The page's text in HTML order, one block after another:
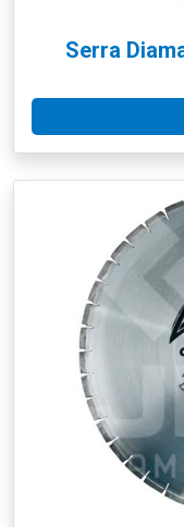
Serra